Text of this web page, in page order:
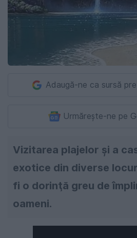
Adaugă-ne ca sursă
Urmărește-ne pe
Vizitarea plajelor şi a
exotice din diverse
fi o dorinţă greu de
oameni.